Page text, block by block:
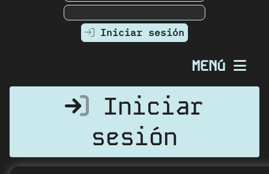
Iniciar sesión
MENú
Iniciar
sesión